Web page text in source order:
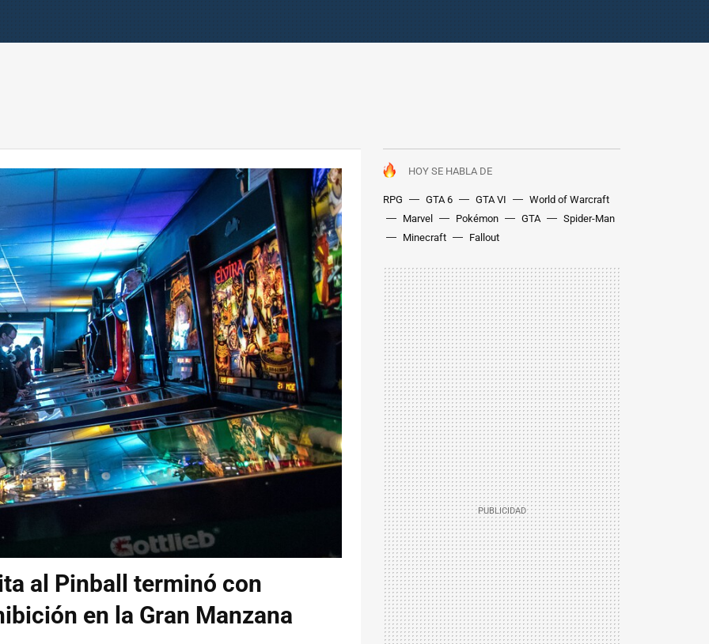
HOY SE HABLA DE
RPG GTA 6 GTA VI
World of Warcraft
Marvel
Pokémon GTA
Spider-Man
Minecraft
Fallout
al Pinball terminó con
en la Gran Manzana